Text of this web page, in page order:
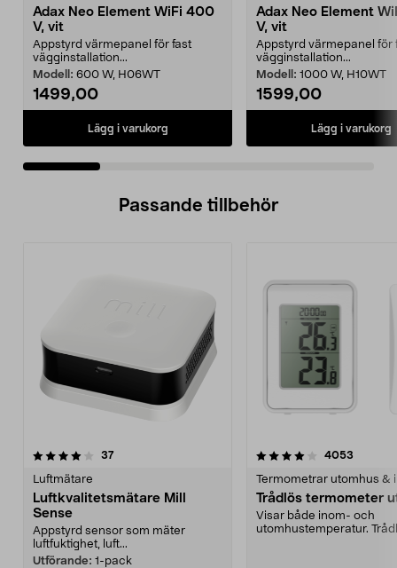
Adax Neo Element WiFi 400
V, vit
Appstyrd värmepanel för fast
vägginstallation...
Modell: 600 W, H06WT
1499,00
Lägg i varukorg
Adax Neo Element
V, vit
Appstyrd värmepanel för
vägginstallation...
Modell: 1000 W, H10WT
1599,00
Lägg i varukorg
Passande tillbehör
37recensioner
Luftmätare
Luftkvalitetsmätare Mill
Sense
Appstyrd sensor som mäter
luftfuktighet, luft...
Utförande: 1-pack
4.0av 5 stjärnor 4053
Termometrar utomhus &
Trådlös termometer
Visar både inom- och
utomhustemperatur.
4.5av 5 stjärnor